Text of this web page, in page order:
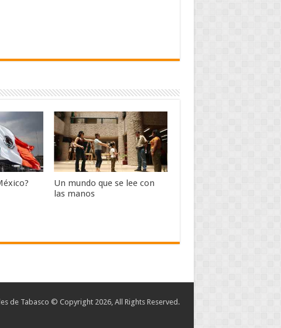
Un mundo que se lee con
las manos
de Tabasco © Copyright 2026, All Rights Reserved.